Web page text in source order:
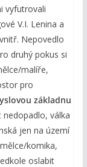
vyfutrovali
V.I. Lenina a
Nepovedlo
druhý pokus si
malíře,
pro
základnu
válka
jen na území
komika,
oslabit